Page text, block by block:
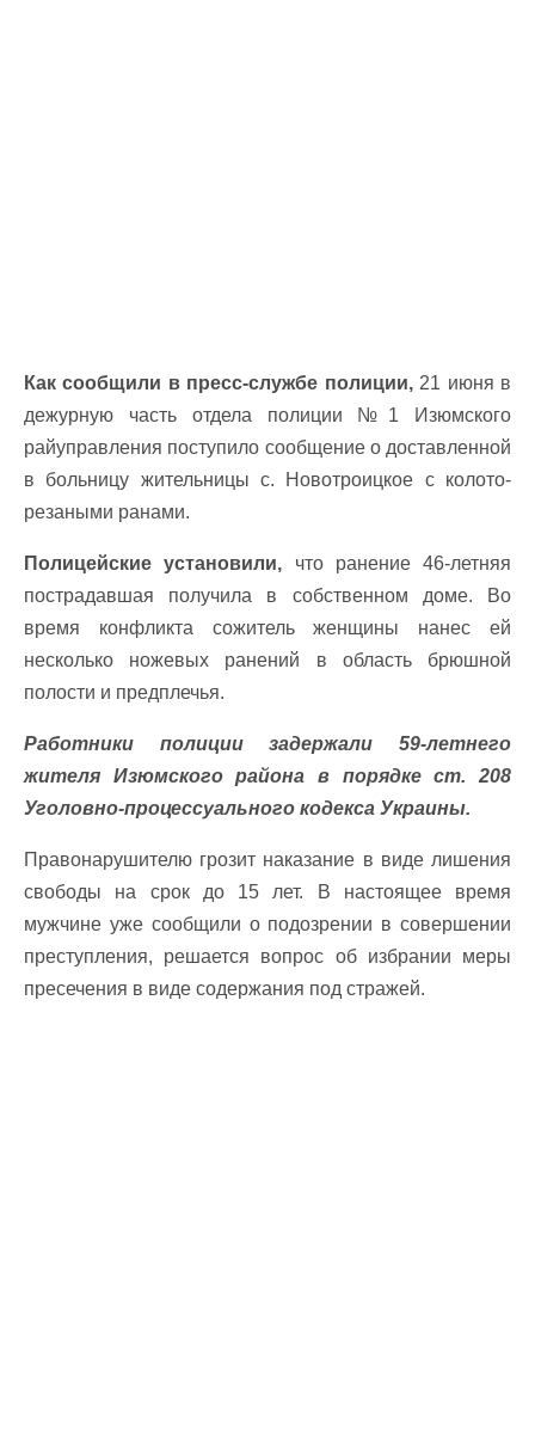
Как сообщили в пресс-службе полиции,21 июня в
дежурную часть отдела полиции №1 Изюмского
райуправления поступило сообщение о доставленной
в больницу жительницы с. Новотроицкое с колото-
резаными ранами.
Полицейские установили, что ранение 46-летняя
пострадавшая получила в собственном доме. Во
время конфликта сожитель женщины нанес ей
несколько ножевых ранений в область брюшной
полости и предплечья.
Работники полиции задержали 59-летнего
жителя Изюмского района в порядке ст. 208
Уголовно-процессуального кодекса Украины.
Правонарушителю грозит наказание в виде лишения
свободы на срок до 15 лет. В настоящее время
мужчине уже сообщили о подозрении в совершении
преступления, решается вопрос об избрании меры
пресечения в виде содержания под стражей.